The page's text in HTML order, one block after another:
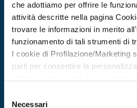
che adottiamo per offrire le
attività descritte nella pagina
trovare le informazioni in merito
funzionamento di tali strumenti di
I cookie di Profilazione/Marketing
parti per consentire la
qualsiasi momento. Consulta
delNecessari
ISCRIVITI
attivita' di livello 3
dal 24/11/2026